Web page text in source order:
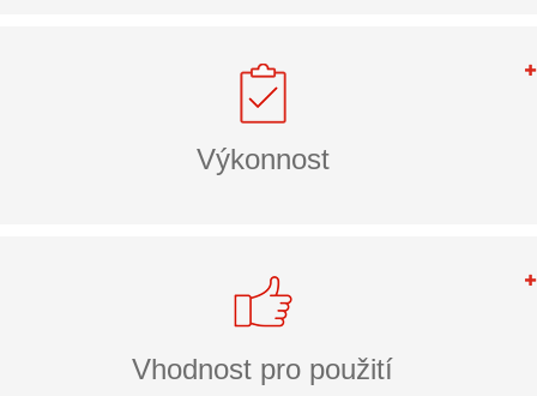
Výkonnost
Vhodnost pro použití